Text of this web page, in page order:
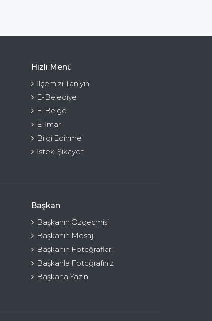
Hızlı Menü
İlçemizi Tanıyın!
E-Belediye
E-Belge
E-İmar
Bilgi Edinme
İstek-Şikayet
Başkan
Başkanın Özgeçmişi
Başkanın Mesajı
Başkanın Fotoğrafları
Başkanla Fotoğrafınız
Başkana Yazın